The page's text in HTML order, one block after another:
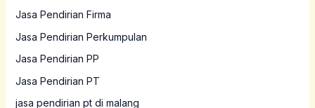
Jasa Pendirian Firma
Jasa Pendirian Perkumpulan
Jasa Pendirian PP
Jasa Pendirian PT
jasa pendirian pt di malang